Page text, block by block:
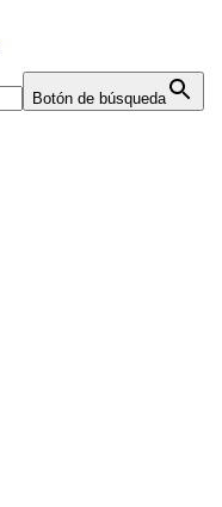
Botón de búsqueda